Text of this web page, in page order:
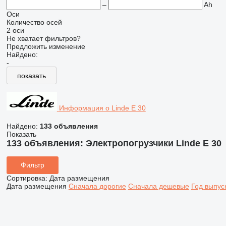
–
Ah
Оси
Количество осей
2 оси
Не хватает фильтров?
Предложить изменение
Найдено:
-
показать
Информация о Linde E 30
Найдено: 133 объявления
Показать
133 объявления: Электропогрузчики Linde E 30
Фильтр
Сортировка: Дата размещения
Дата размещения Сначала дорогие Сначала дешевые Год